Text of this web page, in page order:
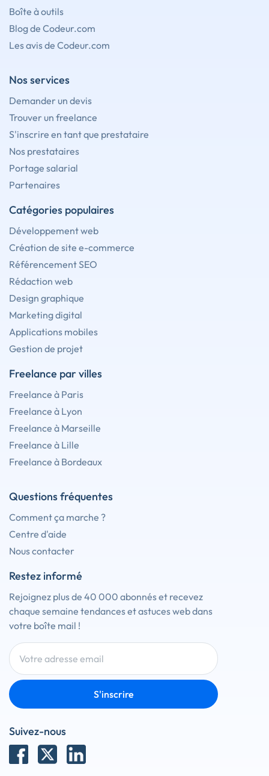
Boîte à outils
Blog de Codeur.com
Les avis de Codeur.com
Nos services
Demander un devis
Trouver un freelance
S'inscrire en tant que prestataire
Nos prestataires
Portage salarial
Partenaires
Catégories populaires
Développement web
Création de site e-commerce
Référencement SEO
Rédaction web
Design graphique
Marketing digital
Applications mobiles
Gestion de projet
Freelance par villes
Freelance à Paris
Freelance à Lyon
Freelance à Marseille
Freelance à Lille
Freelance à Bordeaux
Questions fréquentes
Comment ça marche ?
Centre d'aide
Nous contacter
Restez informé
Rejoignez plus de 40 000 abonnés et recevez
chaque semaine tendances et astuces web dans
votre boîte mail !
S'inscrire
Suivez-nous